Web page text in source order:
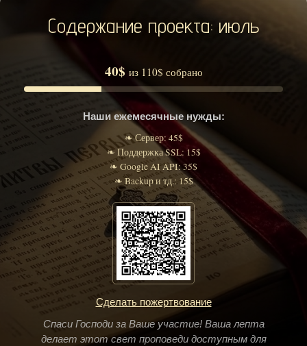
Содержание проекта: июль
40$ из 110$ собрано
Наши ежемесячные нужды:
❧ Сервер: 45$
❧ Поддержка SSL: 15$
❧ Google AI API: 35$
❧ Backup и тд.: 15$
Сделать пожертвование
Спаси Господи за Ваше участие! Ваша лепта
делает этот свет проповеди доступным для